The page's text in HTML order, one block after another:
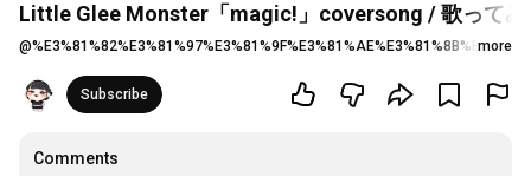
Little Glee Monster「magic!」coversong / 歌ってみ
@ more
Subscribe
Comments